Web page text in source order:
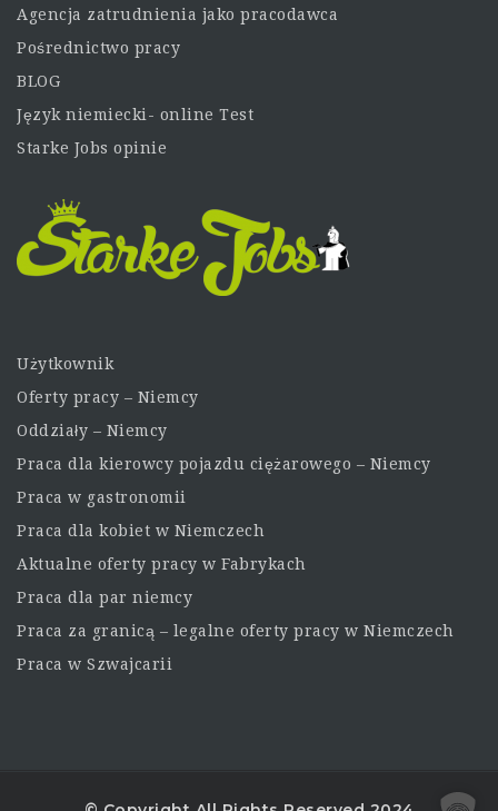
Agencja zatrudnienia jako pracodawca
Pośrednictwo pracy
BLOG
Język niemiecki- online Test
Starke Jobs opinie
Użytkownik
Oferty pracy – Niemcy
Oddziały – Niemcy
Praca dla kierowcy pojazdu ciężarowego – Niemcy
Praca w gastronomii
Praca dla kobiet w Niemczech
Aktualne oferty pracy w Fabrykach
Praca dla par niemcy
Praca za granicą – legalne oferty pracy w Niemczech
Praca w Szwajcarii